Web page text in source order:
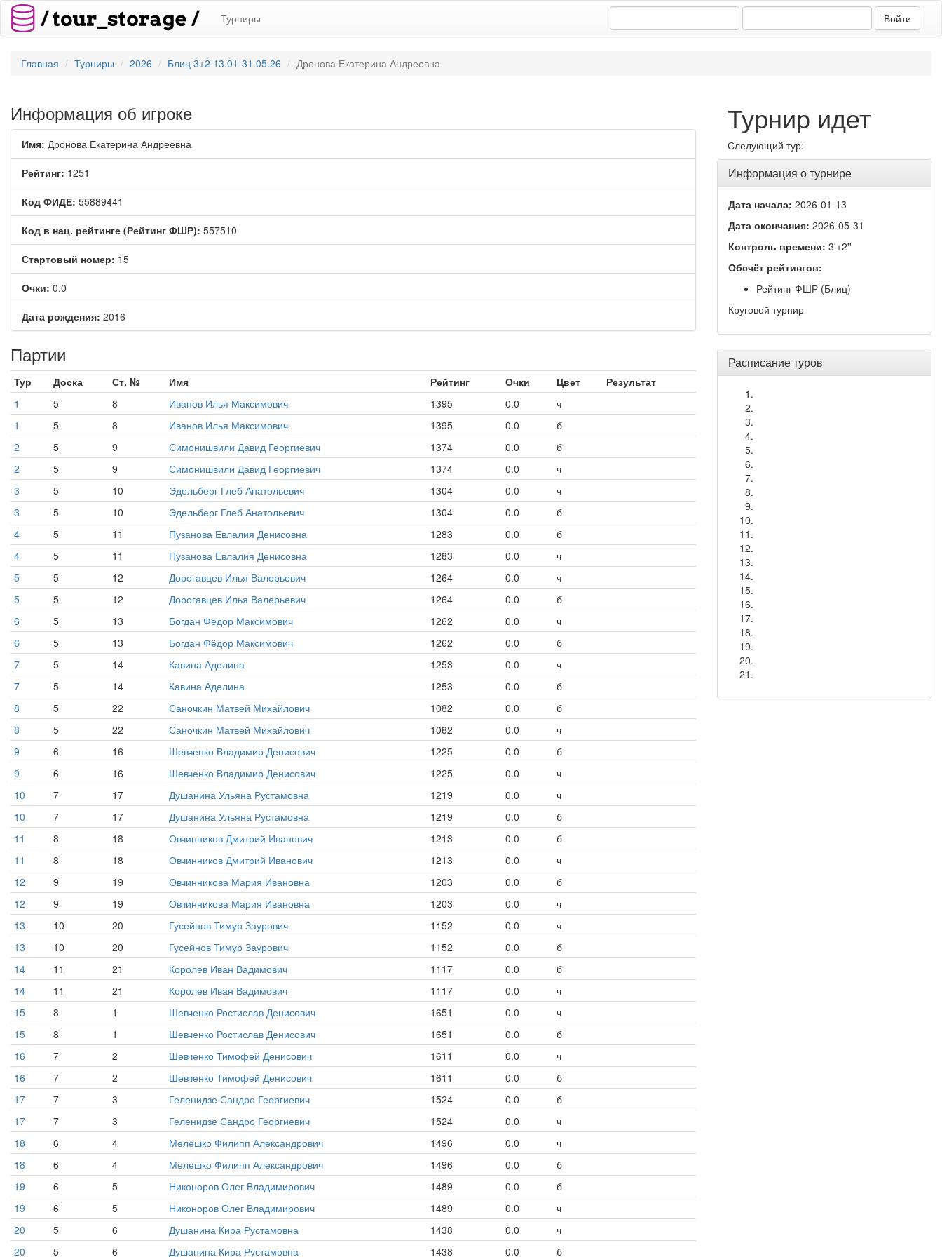
Турниры
Главная Турниры 2026 Блиц 3+2 13.01-31.05.26 Дронова Екатерина Андреевна
Информация об игроке
Имя: Дронова Екатерина Андреевна
Рейтинг: 1251
Код ФИДЕ: 55889441
Код в нац. рейтинге (Рейтинг ФШР): 557510
Стартовый номер: 15
Очки: 0.0
Дата рождения: 2016
Партии
Тур Доска Ст. № Имя Рейтинг Очки Цвет
Результат
1
5 8 Иванов Илья Максимович 1395 0.0
ч
1
5 8 Иванов Илья Максимович 1395 0.0
б
2
5 9 Симонишвили Давид Георгиевич 1374 0.0
б
2
5 9 Симонишвили Давид Георгиевич 1374 0.0
ч
3
5 10 Эдельберг Глеб Анатольевич 1304 0.0
ч
3
5 10 Эдельберг Глеб Анатольевич 1304 0.0
б
4
5 11 Пузанова Евлалия Денисовна 1283 0.0
б
4
5 11 Пузанова Евлалия Денисовна 1283 0.0
ч
5
5 12 Дорогавцев Илья Валерьевич 1264 0.0
ч
5
5 12 Дорогавцев Илья Валерьевич 1264 0.0
б
6
5 13 Богдан Фёдор Максимович 1262 0.0
ч
6
5 13 Богдан Фёдор Максимович 1262 0.0
б
7
5 14 Кавина Аделина 1253 0.0
ч
7
5 14 Кавина Аделина 1253 0.0
б
8
5 22 Саночкин Матвей Михайлович 1082 0.0
б
8
5 22 Саночкин Матвей Михайлович 1082 0.0
ч
9
6 16 Шевченко Владимир Денисович 1225 0.0
б
9
6 16 Шевченко Владимир Денисович 1225 0.0
ч
10
7 17 Душанина Ульяна Рустамовна 1219 0.0
ч
10
7 17 Душанина Ульяна Рустамовна 1219 0.0
б
11
8 18 Овчинников Дмитрий Иванович 1213 0.0
б
11
8 18 Овчинников Дмитрий Иванович 1213 0.0
ч
12
9 19 Овчинникова Мария Ивановна 1203 0.0
б
12
9 19 Овчинникова Мария Ивановна 1203 0.0
ч
13
10 20 Гусейнов Тимур Заурович 1152 0.0
ч
13
10 20 Гусейнов Тимур Заурович 1152 0.0
б
14
11 21 Королев Иван Вадимович 1117 0.0
б
14
11 21 Королев Иван Вадимович 1117 0.0
ч
15
8 1 Шевченко Ростислав Денисович 1651 0.0
ч
15
8 1 Шевченко Ростислав Денисович 1651 0.0
б
16
7 2 Шевченко Тимофей Денисович 1611 0.0
ч
16
7 2 Шевченко Тимофей Денисович 1611 0.0
б
17
7 3 Геленидзе Сандро Георгиевич 1524 0.0
б
17
7 3 Геленидзе Сандро Георгиевич 1524 0.0
ч
18
6 4 Мелешко Филипп Александрович 1496 0.0
ч
18
6 4 Мелешко Филипп Александрович 1496 0.0
б
19
6 5 Никоноров Олег Владимирович 1489 0.0
б
19
6 5 Никоноров Олег Владимирович 1489 0.0
ч
20
5 6 Душанина Кира Рустамовна 1438 0.0
ч
20
5 6 Душанина Кира Рустамовна 1438 0.0 б
Турнир идет
Следующий тур:
Информация о турнире
Дата начала: 2026-01-13
Дата окончания: 2026-05-31
Контроль времени: 3'+2''
Обсчёт рейтингов:
Рейтинг ФШР (Блиц)
Круговой турнир
Расписание туров